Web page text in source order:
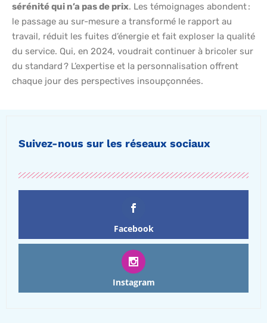
sérénité qui n’a pas de prix. Les témoignages abondent :
le passage au sur-mesure a transformé le rapport au
travail, réduit les fuites d’énergie et fait exploser la qualité
du service. Qui, en 2024, voudrait continuer à bricoler sur
du standard ? L’expertise et la personnalisation offrent
chaque jour des perspectives insoupçonnées.
Suivez-nous sur les réseaux sociaux
Facebook
Instagram